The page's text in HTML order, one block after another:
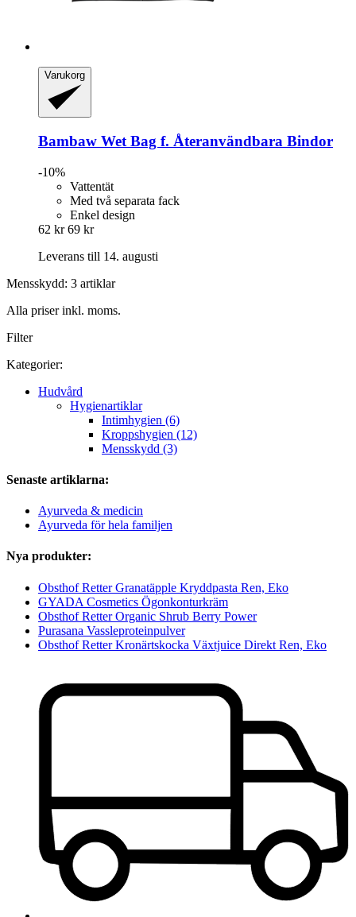
Varukorg
Bambaw Wet Bag f. Återanvändbara Bindor
-10%
Vattentät
Med två separata fack
Enkel design
62 kr 69 kr
Leverans till 14. augusti
Mensskydd: 3 artiklar
Alla priser inkl. moms.
Filter
Kategorier:
Hudvård
Hygienartiklar
Intimhygien (6)
Kroppshygien (12)
Mensskydd (3)
Senaste artiklarna:
Ayurveda & medicin
Ayurveda för hela familjen
Nya produkter:
Obsthof Retter Granatäpple Kryddpasta Ren, Eko
GYADA Cosmetics Ögonkonturkräm
Obsthof Retter Organic Shrub Berry Power
Purasana Vassleproteinpulver
Obsthof Retter Kronärtskocka Växtjuice Direkt Ren, Eko